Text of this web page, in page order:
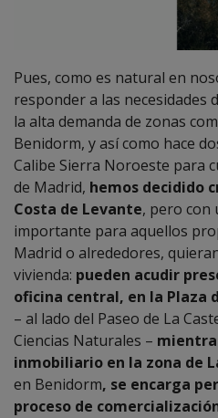
Pues, como es natural en
responder a las necesidades
la alta demanda de zonas
Benidorm, y así como hace
Calibe Sierra Noroeste para
de Madrid, hemos decidido
Costa de Levante, pero con
importante para aquellos
Madrid o alrededores,
vivienda: pueden acudir
oficina central, en la Plaza
– al lado del Paseo de La
Ciencias Naturales –
inmobiliario en la zona de
en Benidorm, se encarga
proceso de